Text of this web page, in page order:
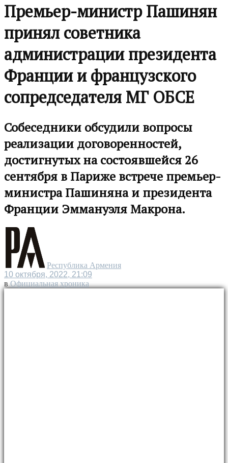
Премьер-министр Пашинян
принял советника
администрации президента
Франции и французского
сопредседателя МГ ОБСЕ
Собеседники обсудили вопросы
реализации договоренностей,
достигнутых на состоявшейся 26
сентября в Париже встрече премьер-
министра Пашиняна и президента
Франции Эммануэля Макрона.
Республика Армения
10 октября, 2022, 21:09
в Официальная хроника